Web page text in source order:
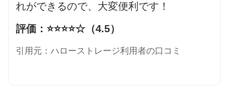
れができるので、大変便利です！
評価：⭐️⭐️⭐️⭐️☆（4.5）
引用元：ハローストレージ利用者の口コミ